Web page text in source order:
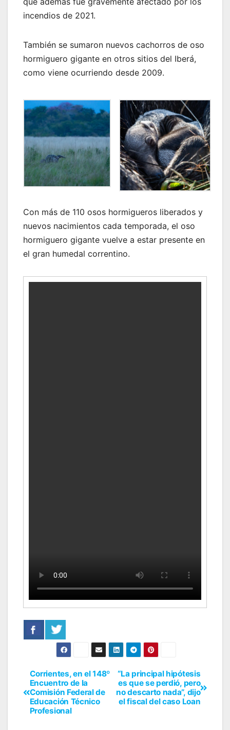
incendios de 2021.
También se sumaron nuevos cachorros de oso
hormiguero gigante en otros sitios del Iberá,
como viene ocurriendo desde 2009.
Con más de 110 osos hormigueros liberados y
nuevos nacimientos cada temporada, el oso
hormiguero gigante vuelve a estar presente en
el gran humedal correntino.
“La principal hipótesis
es que se perdió, pero
no descarto nada”, dijo
el fiscal del caso Loan
Corrientes, en el 148º
Encuentro de la
Comisión Federal de
Educación Técnico
Profesional